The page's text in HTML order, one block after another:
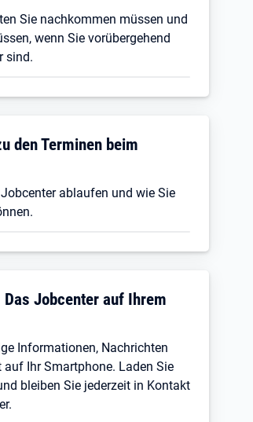
Sie nachkommen müssen und
wenn Sie vorübergehend
sind.
den Terminen beim
ablaufen und wie Sie
Jobcenter auf Ihrem
Informationen, Nachrichten
auf Ihr Smartphone. Laden Sie
bleiben Sie jederzeit in Kontakt